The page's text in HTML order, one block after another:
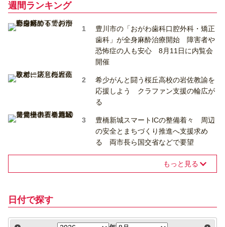
週間ランキング
豊川市の「おがわ歯科口腔外科・矯正
歯科」が全身麻酔治療開始 障害者や
恐怖症の人も安心 8月11日に内覧会
開催
希少がんと闘う桜丘高校の岩佐教諭を
応援しよう クラファン支援の輪広が
る
豊橋新城スマートICの整備着々 周辺
の安全とまちづくり推進へ支援求め
る 両市長ら国交省などで要望
もっと見る
日付で探す